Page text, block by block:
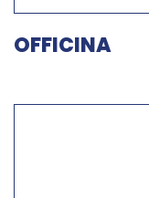
OFFICINA